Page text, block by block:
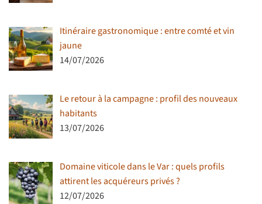
Itinéraire gastronomique : entre comté et vin
jaune
14/07/2026
Le retour à la campagne : profil des nouveaux
habitants
13/07/2026
Domaine viticole dans le Var : quels profils
attirent les acquéreurs privés ?
12/07/2026